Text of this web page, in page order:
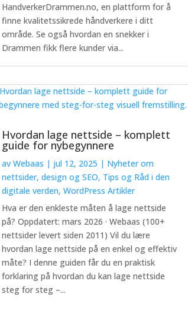
HandverkerDrammen.no, en plattform for å
finne kvalitetssikrede håndverkere i ditt
område. Se også hvordan en snekker i
Drammen fikk flere kunder via...
Hvordan lage nettside – komplett
guide for nybegynnere
av Webaas | jul 12, 2025 | Nyheter om
nettsider, design og SEO, Tips og Råd i den
digitale verden, WordPress Artikler
Hva er den enkleste måten å lage nettside
på? Oppdatert: mars 2026 · Webaas (100+
nettsider levert siden 2011) Vil du lære
hvordan lage nettside på en enkel og effektiv
måte? I denne guiden får du en praktisk
forklaring på hvordan du kan lage nettside
steg for steg –...